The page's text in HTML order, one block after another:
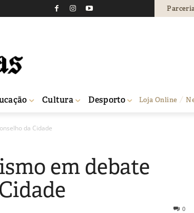
Cultura Desporto Loja Online
da Cidade
em debate
0